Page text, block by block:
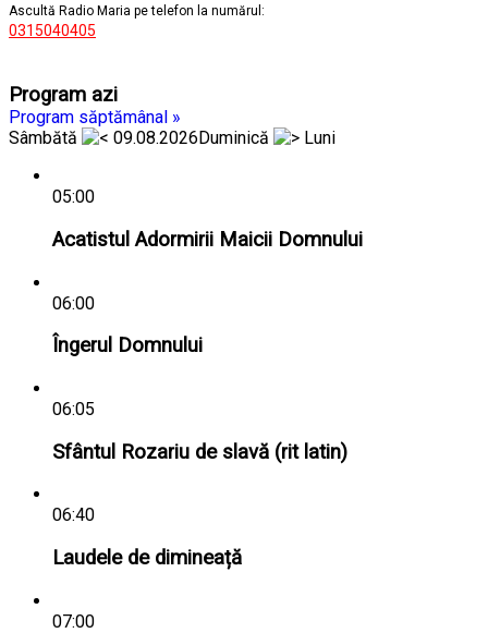
Ascultă Radio Maria pe telefon la numărul:
0315040405
Program azi
Program săptămânal »
Sâmbătă
09.08.2026 Duminică Luni
05:00
Acatistul Adormirii Maicii Domnului
06:00
Îngerul Domnului
06:05
Sfântul Rozariu de slavă (rit latin)
06:40
Laudele de dimineață
07:00